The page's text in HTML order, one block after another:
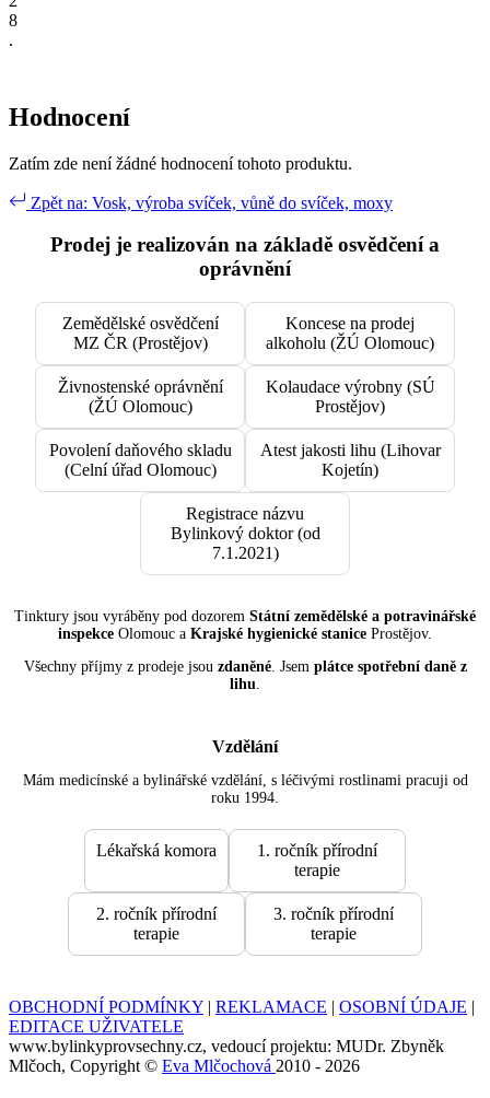
8
.
Hodnocení
Zatím zde není žádné hodnocení tohoto produktu.
Zpět na: Vosk, výroba svíček, vůně do svíček, moxy
Prodej je realizován na základě osvědčení a
oprávnění
Zemědělské osvědčení
MZ ČR (Prostějov)
Koncese na prodej
alkoholu (ŽÚ Olomouc)
Živnostenské oprávnění
(ŽÚ Olomouc)
Kolaudace výrobny (SÚ
Prostějov)
Povolení daňového skladu
(Celní úřad Olomouc)
Atest jakosti lihu (Lihovar
Kojetín)
Registrace názvu
Bylinkový doktor (od
7.1.2021)
Tinktury jsou vyráběny pod dozorem Státní zemědělské a potravinářské
inspekce Olomouc a Krajské hygienické stanice Prostějov.
Všechny příjmy z prodeje jsou zdaněné. Jsem plátce spotřební daně z
lihu.
Vzdělání
Mám medicínské a bylinářské vzdělání, s léčivými rostlinami pracuji od
roku 1994.
Lékařská komora
1. ročník přírodní
terapie
2. ročník přírodní
terapie
3. ročník přírodní
terapie
OBCHODNÍ PODMÍNKY | REKLAMACE | OSOBNÍ ÚDAJE |
EDITACE UŽIVATELE
www.bylinkyprovsechny.cz, vedoucí projektu: MUDr. Zbyněk
Mlčoch, Copyright © Eva Mlčochová 2010 - 2026